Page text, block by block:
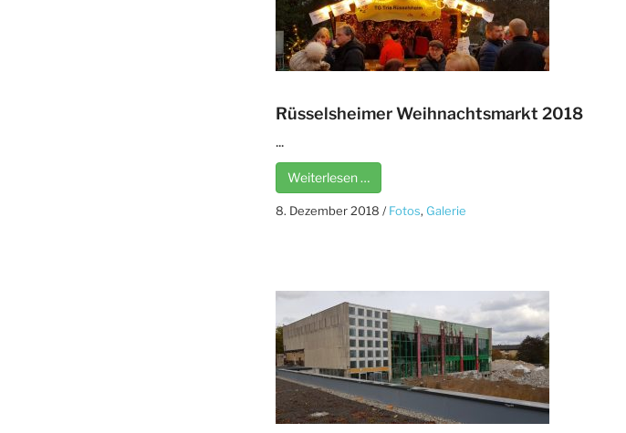
Rüsselsheimer Weihnachtsmarkt 2018
...
Weiterlesen …
8. Dezember 2018 /Fotos, Galerie